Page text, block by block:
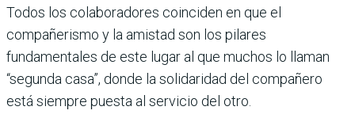
Todos los colaboradores coinciden en que el
compañerismo y la amistad son los pilares
fundamentales de este lugar al que muchos lo llaman
“segunda casa”, donde la solidaridad del compañero
está siempre puesta al servicio del otro.